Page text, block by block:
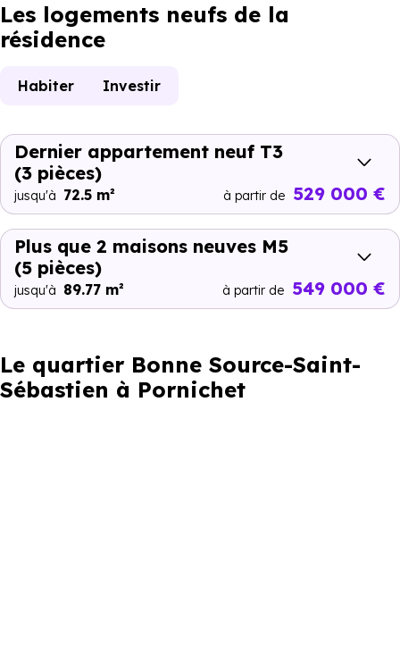
Les logements neufs de la
résidence
Habiter Investir
Dernier appartement neuf T3
(3 pièces)
jusqu'à 72.5 m² à partir de 529 000 €
Plus que 2 maisons neuves M5
(5 pièces)
jusqu'à 89.77 m² à partir de 549 000 €
Le quartier Bonne Source-Saint-
Sébastien à Pornichet